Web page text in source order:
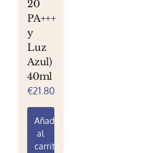
20
PA+++
y
Luz
Azul)
40ml
€21.80
Añadir
al
carrito